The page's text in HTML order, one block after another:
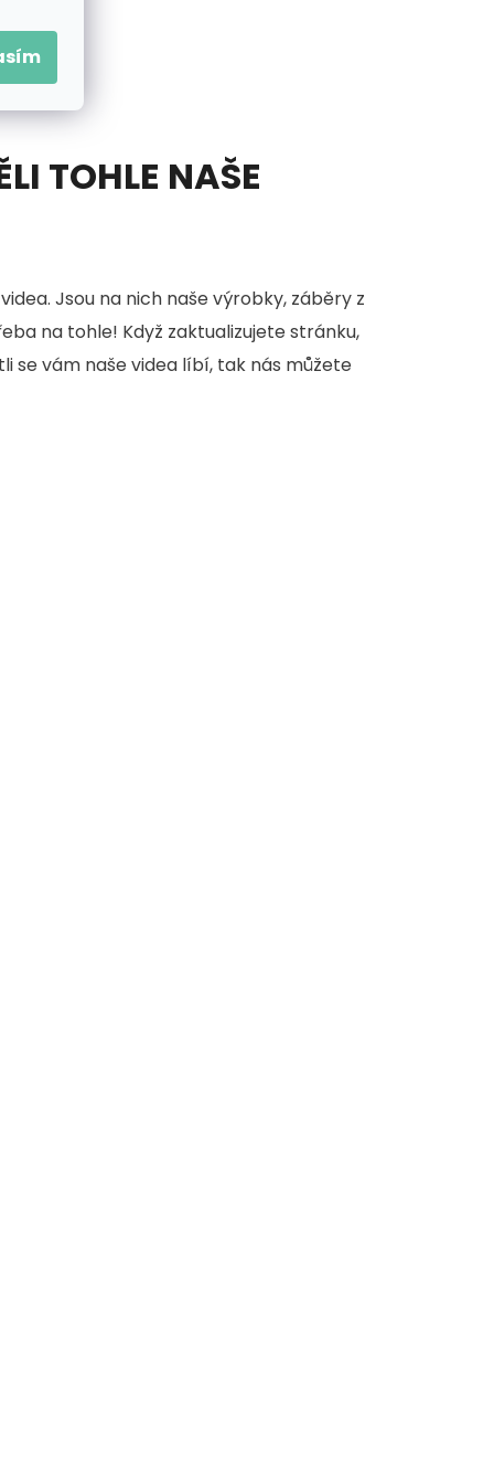
TOHLE NAŠE
Jsou na nich naše výrobky, záběry z
na tohle! Když zaktualizujete stránku,
se vám naše videa líbí, tak nás můžete